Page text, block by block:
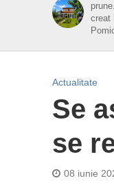
creat
Actualitate
Se
se
08 iunie